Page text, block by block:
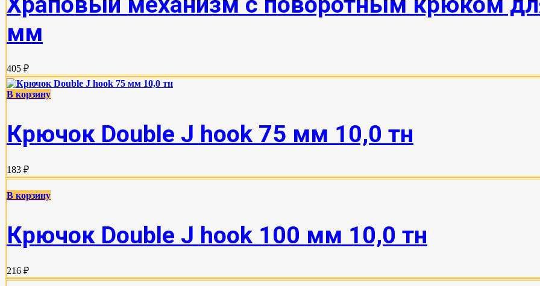
мм
405 ₽
В корзину
Крючок Double J hook 75 мм 10,0 тн
183 ₽
В корзину
Крючок Double J hook 100 мм 10,0 тн
216 ₽